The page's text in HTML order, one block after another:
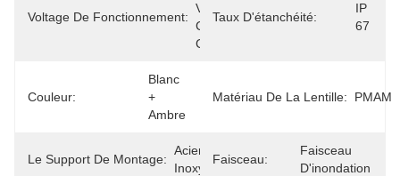
Voltage De Fonctionnement:
V De
Courant
Continu
Taux D'étanchéité:
IP
67
Couleur:
Blanc
+
Ambre
Matériau De La Lentille: PMAM
Le Support De Montage:
Acier
Inoxydable
Faisceau:
Faisceau
D'inondation